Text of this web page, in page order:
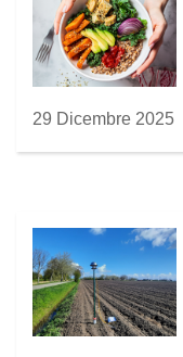
29 Dicembre 2025